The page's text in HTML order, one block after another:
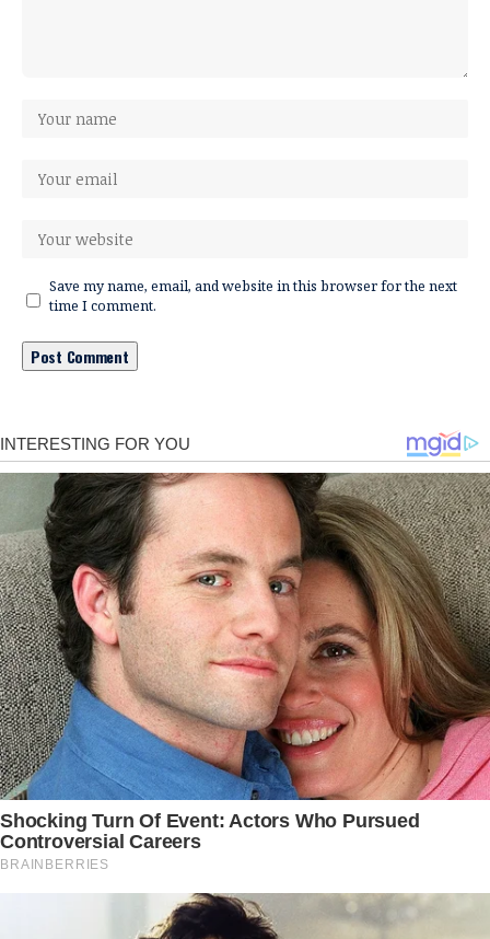
Save my name, email, and website in this browser for the next
time I comment.